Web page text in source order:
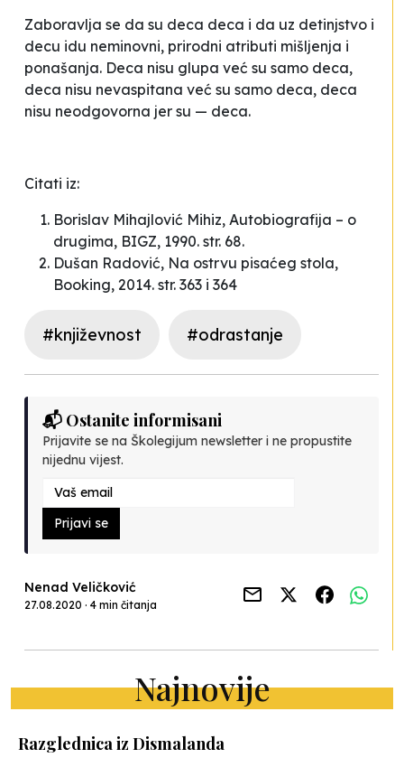
Zaboravlja se da su deca deca i da uz detinjstvo i
decu idu neminovni, prirodni atributi mišljenja i
ponašanja. Deca nisu glupa već su samo deca,
deca nisu nevaspitana već su samo deca, deca
nisu neodgovorna jer su — deca.
Citati iz:
Borislav Mihajlović Mihiz, Autobiografija – o
drugima, BIGZ, 1990. str. 68.
Dušan Radović, Na ostrvu pisaćeg stola,
Booking, 2014. str. 363 i 364
#književnost #odrastanje
📬 Ostanite informisani
Prijavite se na Školegijum newsletter i ne propustite
nijednu vijest.
Prijavi se
Nenad Veličković
27.08.2020 · 4 min čitanja
Najnovije
Razglednica iz Dismalanda